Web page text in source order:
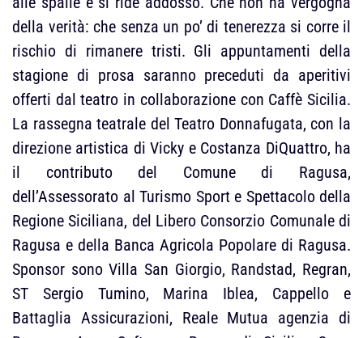
della verità: che senza un po’ di tenerezza si corre il
rischio di rimanere tristi. Gli appuntamenti della
stagione di prosa saranno preceduti da aperitivi
offerti dal teatro in collaborazione con Caffè Sicilia.
La rassegna teatrale del Teatro Donnafugata, con la
direzione artistica di Vicky e Costanza DiQuattro, ha
il contributo del Comune di Ragusa,
dell’Assessorato al Turismo Sport e Spettacolo della
Regione Siciliana, del Libero Consorzio Comunale di
Ragusa e della Banca Agricola Popolare di Ragusa.
Sponsor sono Villa San Giorgio, Randstad, Regran,
ST Sergio Tumino, Marina Iblea, Cappello e
Battaglia Assicurazioni, Reale Mutua agenzia di